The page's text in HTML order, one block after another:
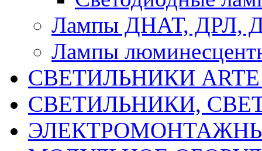
Лампы ДНАТ, ДРЛ,
Лампы
СВЕТИЛЬНИКИ ARTE
СВЕТИЛЬНИКИ,